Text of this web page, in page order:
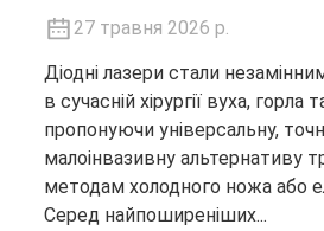
27 травня 2026 р.
Діодні лазери стали
в сучасній хірургії вуха,
пропонуючи універсальну,
малоінвазивну альтернативу
методам холодного ножа або
Серед найпоширеніших...